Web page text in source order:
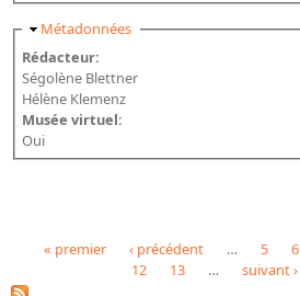
Masquer
Métadonnées
Rédacteur:
Ségolène Blettner
Hélène Klemenz
Musée virtuel:
Oui
Pages
« premier ‹ précédent … 5 6
12
13 … suivant ›